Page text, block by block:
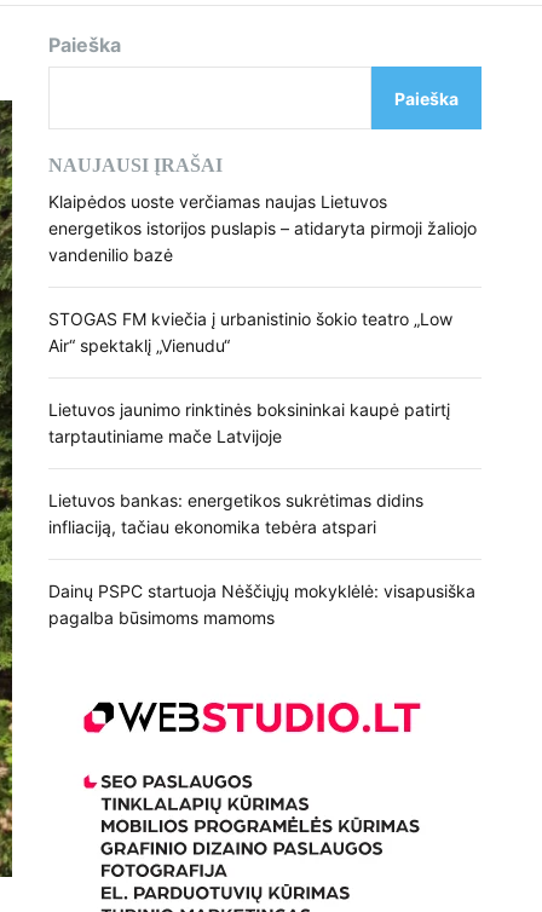
d
Paieška
Paieška
NAUJAUSI ĮRAŠAI
Klaipėdos uoste verčiamas naujas Lietuvos
energetikos istorijos puslapis – atidaryta pirmoji žaliojo
vandenilio bazė
STOGAS FM kviečia į urbanistinio šokio teatro „Low
Air“ spektaklį „Vienudu“
Lietuvos jaunimo rinktinės boksininkai kaupė patirtį
tarptautiniame mače Latvijoje
Lietuvos bankas: energetikos sukrėtimas didins
infliaciją, tačiau ekonomika tebėra atspari
Dainų PSPC startuoja Nėščiųjų mokyklėlė: visapusiška
pagalba būsimoms mamoms